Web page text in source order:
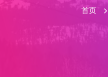
首页